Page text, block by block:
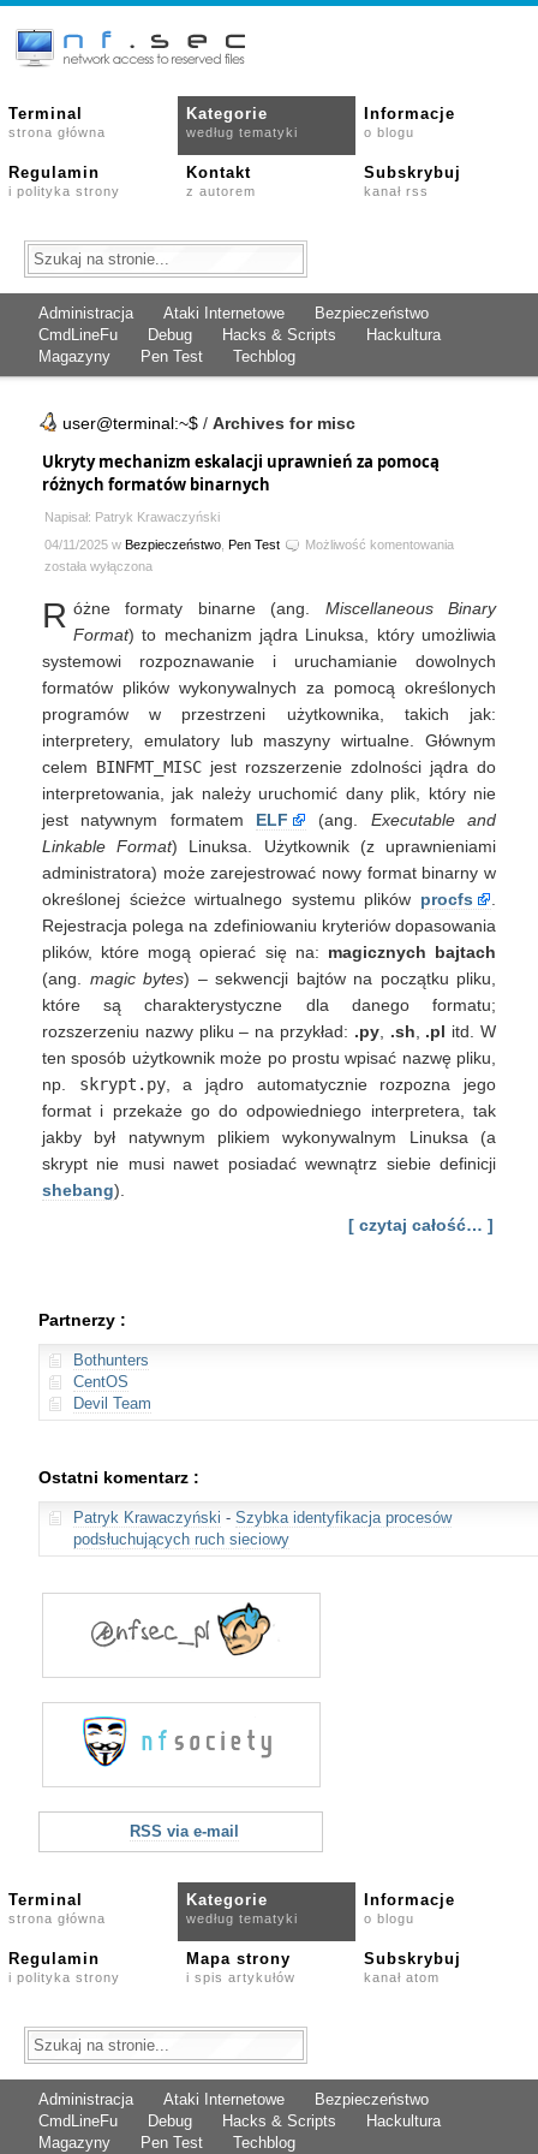
Terminal
strona główna
Kategorie
według tematyki
Informacje
o blogu
Regulamin
i polityka strony
Kontakt
z autorem
Subskrybuj
kanał rss
Administracja Ataki Internetowe
Bezpieczeństwo
CmdLineFu
Debug Hacks & Scripts
Hackultura
Magazyny
Pen Test Techblog
user@terminal:~$ / Archives for misc
Ukryty mechanizm eskalacji uprawnień za pomocą
różnych formatów binarnych
Napisał: Patryk Krawaczyński
04/11/2025 w Bezpieczeństwo Pen Test Możliwość komentowania
uprawnień
za
różnych
formatów
binarnych
została wyłączona
R óżne formaty binarne (ang. Miscellaneous Binary
Format) to mechanizm jądra Linuksa, który umożliwia
systemowi rozpoznawanie i uruchamianie dowolnych
formatów plików wykonywalnych za pomocą określonych
programów w przestrzeni użytkownika, takich jak:
interpretery, emulatory lub maszyny wirtualne. Głównym
celem BINFMT_MISC jest rozszerzenie zdolności jądra do
interpretowania, jak należy uruchomić dany plik, który nie
jest natywnym formatem ELF (ang. Executable and
Linkable Format) Linuksa. Użytkownik (z uprawnieniami
administratora) może zarejestrować nowy format binarny w
określonej ścieżce wirtualnego systemu plików procfs
Rejestracja polega na zdefiniowaniu kryteriów dopasowania
plików, które mogą opierać się na: magicznych bajtach
(ang. magic bytes) – sekwencji bajtów na początku pliku,
które są charakterystyczne dla danego formatu;
rozszerzeniu nazwy pliku – na przykład: .py, .sh .pl itd. W
ten sposób użytkownik może po prostu wpisać nazwę pliku,
np. skrypt.py, a jądro automatycznie rozpozna jego
format i przekaże go do odpowiedniego interpretera, tak
jakby był natywnym plikiem wykonywalnym Linuksa (a
skrypt nie musi nawet posiadać wewnątrz siebie definicji
shebang).
[ czytaj całość… ]
Partnerzy :
Bothunters
CentOS
Devil Team
Ostatni komentarz :
Patryk Krawaczyński - Szybka identyfikacja procesów
podsłuchujących ruch sieciowy
RSS via e-mail
Terminal
strona główna
Kategorie
według tematyki
Informacje
o blogu
Regulamin
i polityka strony
Mapa strony
i spis artykułów
Subskrybuj
kanał atom
Administracja Ataki Internetowe
Bezpieczeństwo
CmdLineFu
Debug Hacks & Scripts
Hackultura
Magazyny
Pen Test Techblog